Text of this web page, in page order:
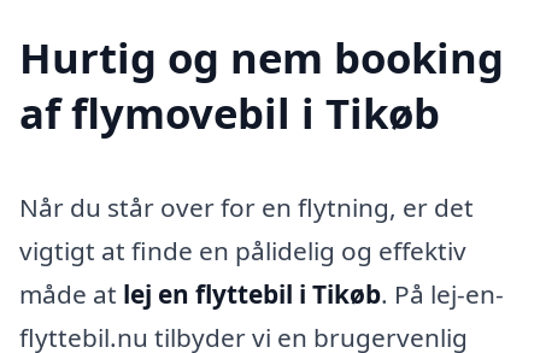
Hurtig og nem booking
af flymovebil i Tikøb
Når du står over for en flytning, er det
vigtigt at finde en pålidelig og effektiv
måde at lej en flyttebil i Tikøb. På lej-en-
flyttebil.nu tilbyder vi en brugervenlig